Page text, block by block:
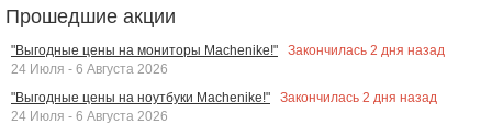
Прошедшие акции
"Выгодные цены на мониторы Machenike!" Закончилась 2 дня назад
24 Июля - 6 Августа 2026
"Выгодные цены на ноутбуки Machenike!"
Закончилась 2 дня назад
24 Июля - 6 Августа 2026